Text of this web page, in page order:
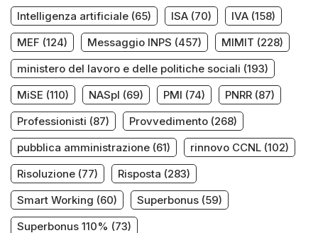
Intelligenza artificiale (65) ISA (70) IVA (158)
MEF (124) Messaggio INPS (457) MIMIT (228)
ministero del lavoro e delle politiche sociali (193)
MiSE (110) NASpI (69) PMI (74) PNRR (87)
Professionisti (87) Provvedimento (268)
pubblica amministrazione (61) rinnovo CCNL (102)
Risoluzione (77) Risposta (283)
Smart Working (60) Superbonus (59)
Superbonus 110% (73)